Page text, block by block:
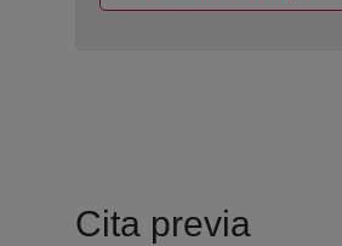
Cita previa